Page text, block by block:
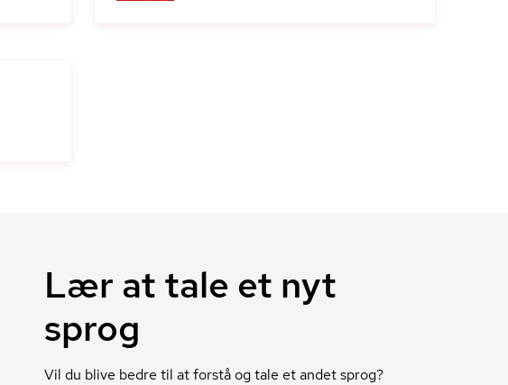
Lær at tale et nyt
sprog
Vil du blive bedre til at forstå og tale et andet sprog?